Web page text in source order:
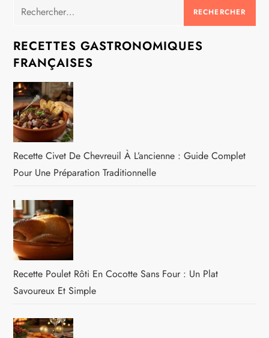
Rechercher :
RECETTES GASTRONOMIQUES
FRANÇAISES
Recette Civet De Chevreuil À L’ancienne : Guide Complet
Pour Une Préparation Traditionnelle
Recette Poulet Rôti En Cocotte Sans Four : Un Plat
Savoureux Et Simple